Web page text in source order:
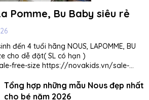
Pomme, Bu Baby siêu rẻ
đến 4 tuổi hãng NOUS, LAPOMME, BU
cho dễ đặt( SL có hạn )
free-size https://novakids.vn/sale-
3-6m https://novakids.vn/sale-6-9m
9-12m https://novakids.vn/sale-12-18m
Tổng hợp những mẫu Nous đẹp nhất
cho bé năm 2026